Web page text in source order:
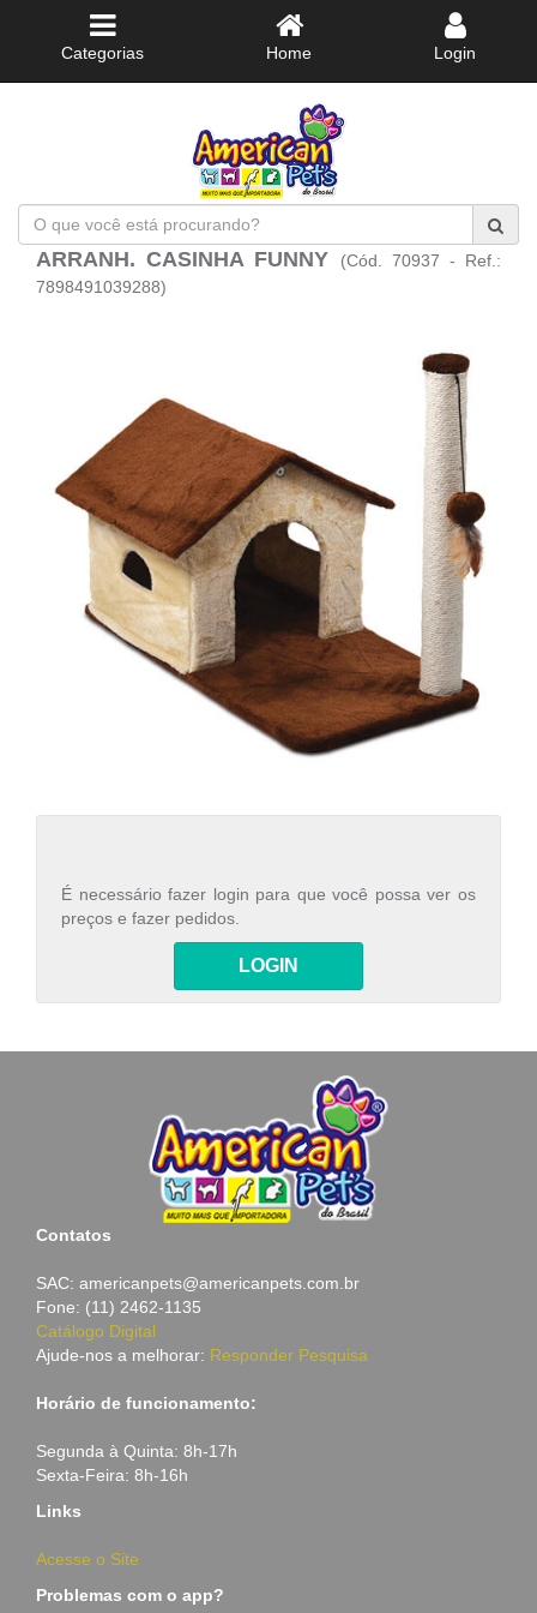
Categorias Home Login
que
você
está
ARRANH. CASINHA FUNNY
(Cód. 70937 - Ref.:
7898491039288)
É necessário fazer login para que você possa ver os
preços e fazer pedidos.
LOGIN
Contatos
SAC: americanpets@americanpets.com.br
Fone: (11) 2462-1135
Catálogo Digital
Ajude-nos a melhorar: Responder Pesquisa
Horário de funcionamento:
Segunda à Quinta: 8h-17h
Sexta-Feira: 8h-16h
Links
Acesse o Site
Problemas com o app?